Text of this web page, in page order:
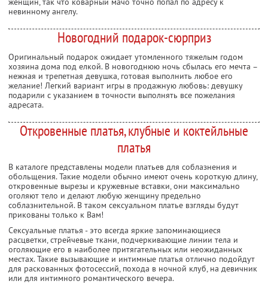
невинному ангелу.
Новогодний подарок-сюрприз
Оригинальный подарок ожидает утомленного тяжелым годом
хозяина дома под елкой. В новогоднюю ночь сбылась его мечта –
нежная и трепетная девушка, готовая выполнить любое его
желание! Легкий вариант игры в продажную любовь: девушку
подарили с указанием в точности выполнять все пожелания
адресата.
Откровенные платья, клубные и коктейльные
платья
В каталоге представлены модели платьев для соблазнения и
обольщения. Такие модели обычно имеют очень короткую длину,
откровенные вырезы и кружевные вставки, они максимально
оголяют тело и делают любую женщину предельно
соблазнительной. В таком сексуальном платье взгляды будут
прикованы только к Вам!
Сексуальные платья - это всегда яркие запоминающиеся
расцветки, стрейчевые ткани, подчеркивающие линии тела и
оголяющие его в наиболее притягательных или неожиданных
местах. Такие вызывающие и интимные платья отлично подойдут
для раскованных фотосессий, похода в ночной клуб, на девичник
или для интимного романтического вечера.